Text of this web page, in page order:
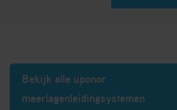
Bekijk alle uponor
meerlagenleidingsystemen